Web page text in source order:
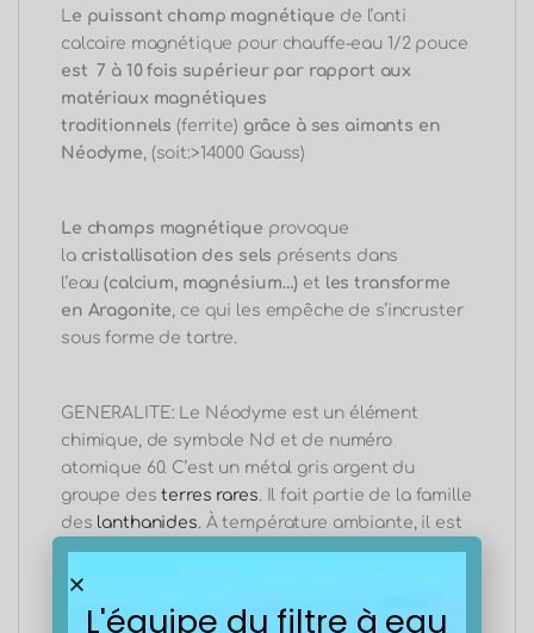
e puissant champ magnétique de l’anti
calcaire magnétique pour chauffe-eau 1/2 pouce
est 7 à 10 fois supérieur par rapport aux
matériaux magnétiques
traditionnels (ferrite) grâce à ses aimants en
Néodyme, (soit:>14000 Gauss)
Le champs magnétique provoque
la cristallisation des sels présents dans
l’eau(calcium, magnésium…) et les transforme
en Aragonite, ce qui les empêche de s’incruster
sous forme de tartre.
GENERALITE: Le Néodyme est un élément
chimique, de symbole Nd et de numéro
atomique 60. C’est un métal gris argent du
groupe desterres rares. Il fait partie de la famille
des lanthanides. À température ambiante, il est
ductile, malléable et s’oxyde rapidement à l’air.
Utilisé dans la fabrication des aimants
permanents, en alliage avec le fer Nd2Fe14B.
L'équipe du filtre à eau